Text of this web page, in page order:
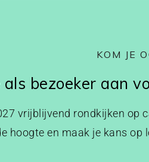
KOM JE
als bezoeker aan
vrijblijvend rondkijken op
hoogte en maak je kans op